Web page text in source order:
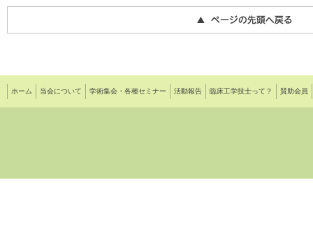
ホーム 当会について 学術集会・各種セミナー 活動報告 臨床工学技士って？ 賛助会員